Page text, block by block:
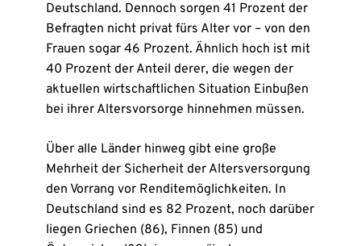
Deutschland. Dennoch sorgen 41 Prozent der
Befragten nicht privat fürs Alter vor – von den
Frauen sogar 46 Prozent. Ähnlich hoch ist mit
40 Prozent der Anteil derer, die wegen der
aktuellen wirtschaftlichen Situation Einbußen
bei ihrer Altersvorsorge hinnehmen müssen.
Über alle Länder hinweg gibt eine große
Mehrheit der Sicherheit der Altersversorgung
den Vorrang vor Renditemöglichkeiten. In
Deutschland sind es 82 Prozent, noch darüber
liegen Griechen (86), Finnen (85) und